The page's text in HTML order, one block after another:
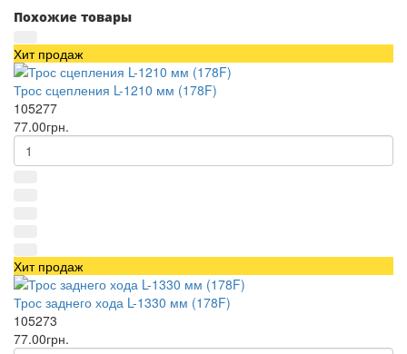
Похожие товары
Хит продаж
Трос сцепления L-1210 мм (178F)
105277
77.00грн.
Хит продаж
Трос заднего хода L-1330 мм (178F)
105273
77.00грн.